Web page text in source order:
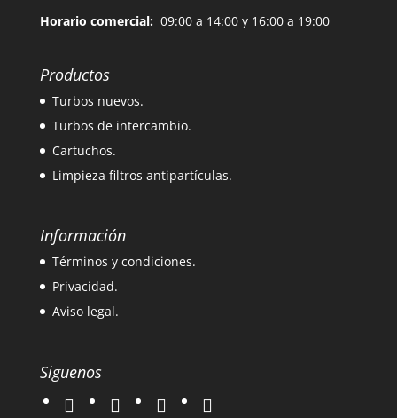
Horario comercial:09:00 a 14:00 y 16:00 a 19:00
Productos
Turbos nuevos.
Turbos de intercambio.
Cartuchos.
Limpieza filtros antipartículas.
Información
Términos y condiciones.
Privacidad.
Aviso legal.
Siguenos
twitter instagramfacebook google